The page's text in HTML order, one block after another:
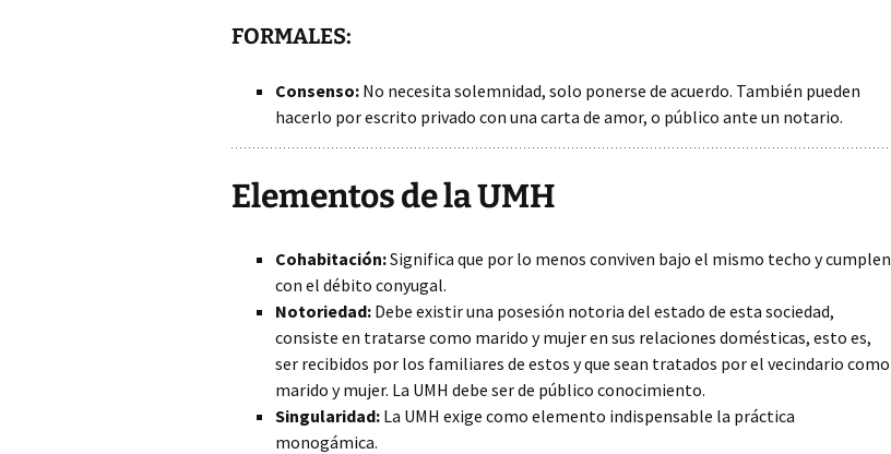
FORMALES:
Consenso: No necesita solemnidad, solo ponerse de acuerdo. También pueden
hacerlo por escrito privado con una carta de amor, o público ante un notario.
Elementos de la UMH
Cohabitación:Significa que por lo menos conviven bajo el mismo techo y cumplen
con el débito conyugal.
Notoriedad: Debe existir una posesión notoria del estado de esta sociedad,
consiste en tratarse como marido y mujer en sus relaciones domésticas, esto es,
ser recibidos por los familiares de estos y que sean tratados por el vecindario como
marido y mujer. La UMH debe ser de público conocimiento.
Singularidad: La UMH exige como elemento indispensable la práctica
monogámica.